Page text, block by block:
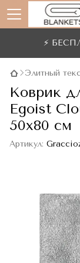
⚡
Элитный
Коврик
Egoist
50x80 см
Артикул: